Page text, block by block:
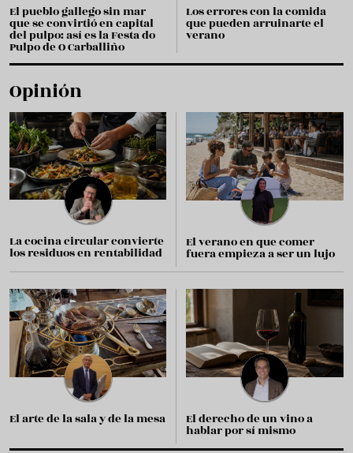
El pueblo gallego sin mar
que se convirtió en capital
del pulpo: así es la Festa do
Pulpo de O Carballiño
Los errores con la comida
que pueden arruinarte el
verano
Opinión
La cocina circular convierte
los residuos en rentabilidad
El verano en que comer
fuera empieza a ser un lujo
El arte de la sala y de la mesa El derecho de un vino a
hablar por sí mismo